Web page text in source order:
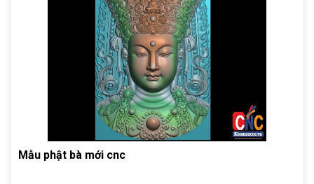
Mẫu phật bà mới cnc